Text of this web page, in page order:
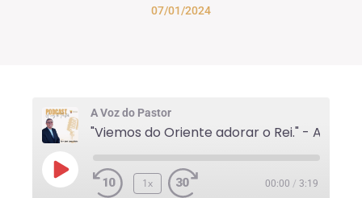
07/01/2024
A Voz do Pastor
1x 00:00 / 3:19